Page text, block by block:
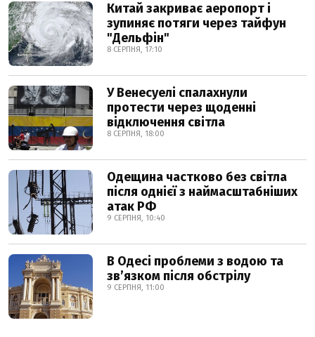
Китай закриває аеропорт і
зупиняє потяги через тайфун
"Дельфін"
8 СЕРПНЯ, 17:10
У Венесуелі спалахнули
протести через щоденні
відключення світла
8 СЕРПНЯ, 18:00
Одещина частково без світла
після однієї з наймасштабніших
атак РФ
9 СЕРПНЯ, 10:40
В Одесі проблеми з водою та
звʼязком після обстрілу
9 СЕРПНЯ, 11:00